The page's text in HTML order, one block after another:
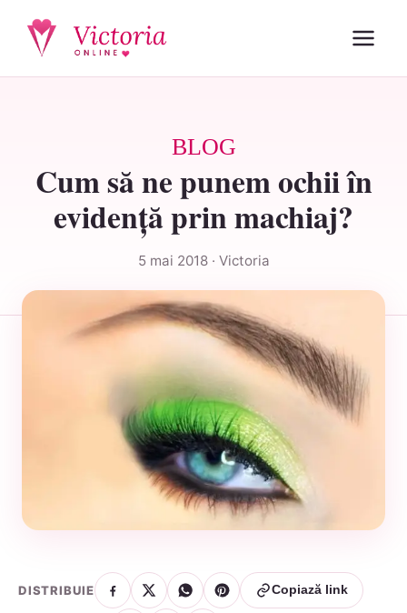
BLOG
Cum să ne punem ochii în
evidenţă prin machiaj?
5 mai 2018 · Victoria
DISTRIBUIE Copiază link